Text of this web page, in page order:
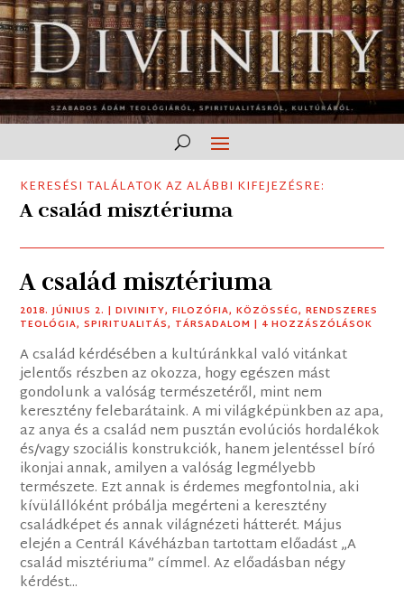
KERESÉSI TALÁLATOK AZ ALÁBBI KIFEJEZÉSRE:
A család misztériuma
A család misztériuma
2018. JÚNIUS 2. |DIVINITY,FILOZÓFIA,KÖZÖSSÉG,RENDSZERES
TEOLÓGIA,SPIRITUALITÁS, TÁRSADALOM | 4 HOZZÁSZÓLÁSOK
A család kérdésében a kultúránkkal való vitánkat
jelentős részben az okozza, hogy egészen mást
gondolunk a valóság természetéről, mint nem
keresztény felebarátaink. A mi világképünkben az apa,
az anya és a család nem pusztán evolúciós hordalékok
és/vagy szociális konstrukciók, hanem jelentéssel bíró
ikonjai annak, amilyen a valóság legmélyebb
természete. Ezt annak is érdemes megfontolnia, aki
kívülállóként próbálja megérteni a keresztény
családképet és annak világnézeti hátterét. Május
elején a Centrál Kávéházban tartottam előadást „A
család misztériuma” címmel. Az előadásban négy
kérdést...